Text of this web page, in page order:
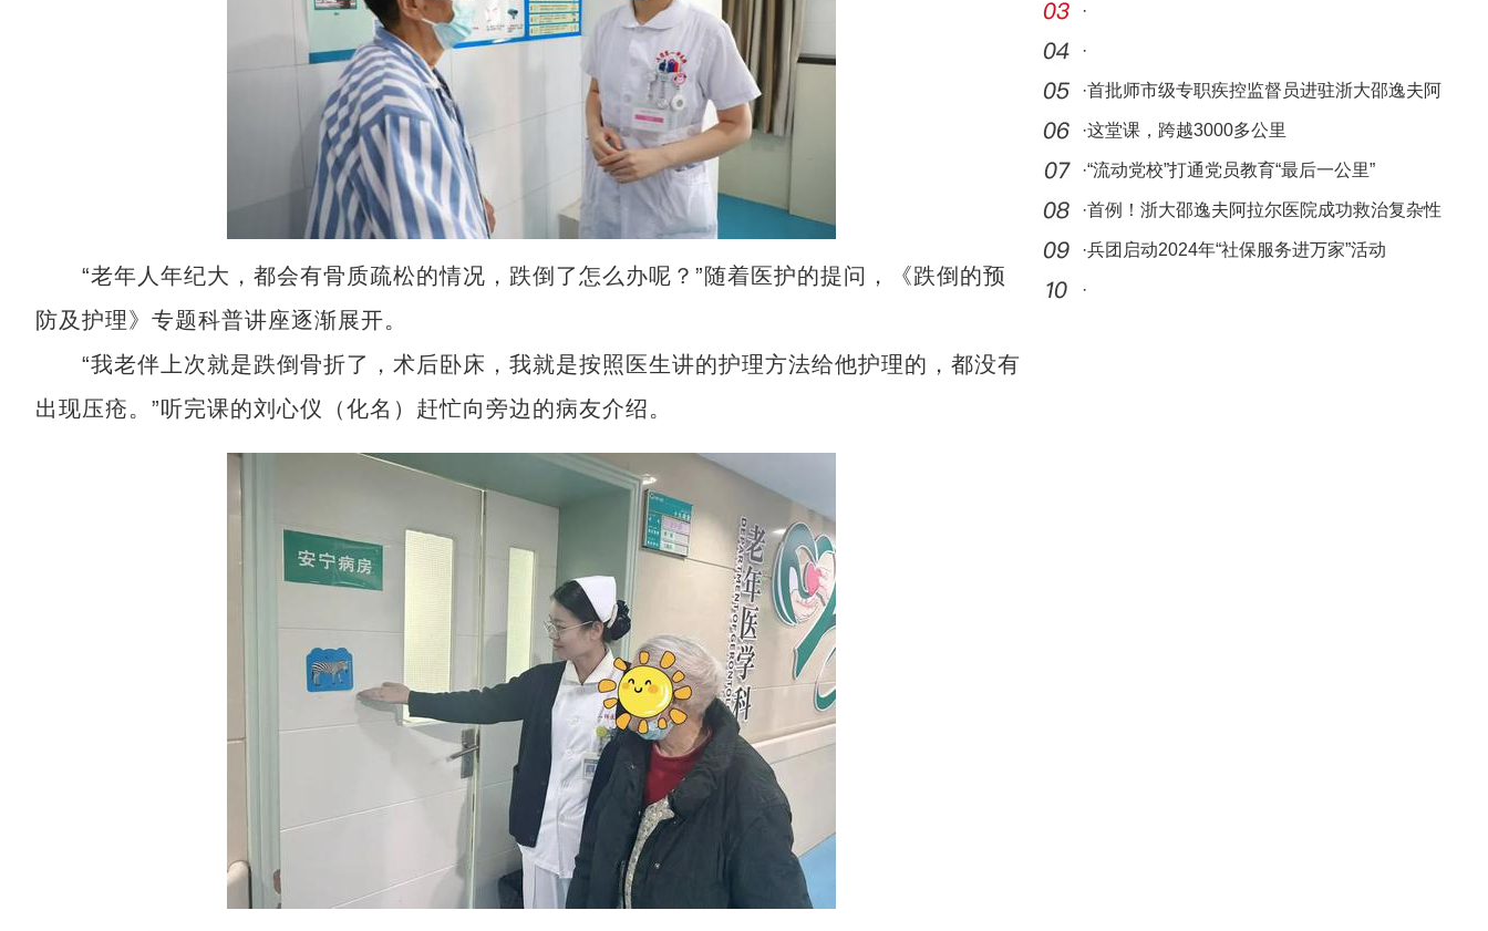
“老年人年纪大，都会有骨质疏松的情况，跌倒了怎么办呢？”随着医护的提问，《跌倒的预
防及护理》专题科普讲座逐渐展开。
“我老伴上次就是跌倒骨折了，术后卧床，我就是按照医生讲的护理方法给他护理的，都没有
出现压疮。”听完课的刘心仪（化名）赶忙向旁边的病友介绍。
·
·
·首批师市级专职疾控监督员进驻浙大邵逸夫阿
拉尔医
·这堂课，跨越3000多公里
·“流动党校”打通党员教育“最后一公里”
·首例！浙大邵逸夫阿拉尔医院成功救治复杂性
主动脉
·兵团启动2024年“社保服务进万家”活动
·